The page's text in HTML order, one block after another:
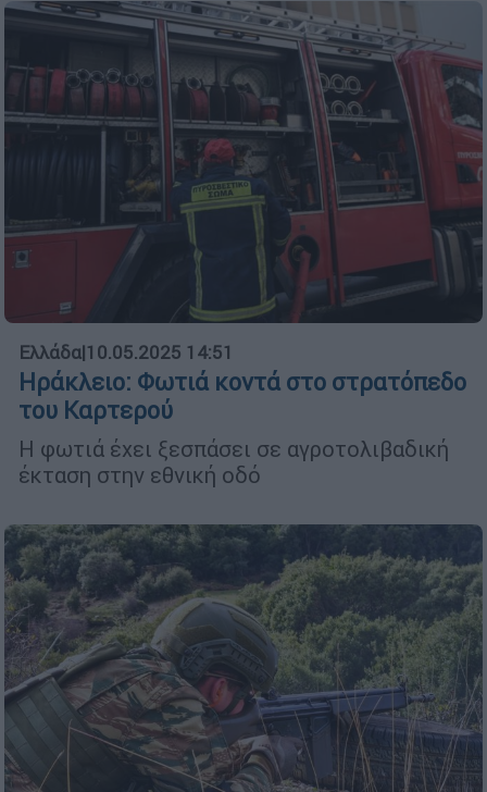
Ελλάδα|10.05.2025 14:51
Ηράκλειο: Φωτιά κοντά στο στρατόπεδο
του Καρτερού
Η φωτιά έχει ξεσπάσει σε αγροτολιβαδική
έκταση στην εθνική οδό